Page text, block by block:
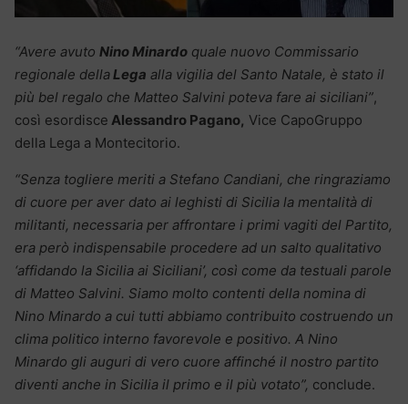
“Avere avuto Nino Minardo quale nuovo Commissario
regionale dellaLega alla vigilia del Santo Natale, è stato il
più bel regalo che Matteo Salvini poteva fare ai siciliani”,
così esordisce Alessandro Pagano, Vice CapoGruppo
della Lega a Montecitorio.
“Senza togliere meriti a Stefano Candiani, che ringraziamo
di cuore per aver dato ai leghisti di Sicilia la mentalità di
militanti, necessaria per affrontare i primi vagiti del Partito,
era però indispensabile procedere ad un salto qualitativo
‘affidando la Sicilia ai Siciliani’, così come da testuali parole
di Matteo Salvini. Siamo molto contenti della nomina di
Nino Minardo a cui tutti abbiamo contribuito costruendo un
clima politico interno favorevole e positivo. A Nino
Minardo gli auguri di vero cuore affinché il nostro partito
diventi anche in Sicilia il primo e il più votato”, conclude.